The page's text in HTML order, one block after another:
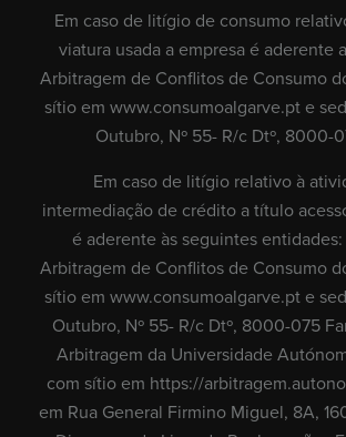
Em caso de litígio de consumo
viatura usada a empresa é aderente
Arbitragem de Conflitos de Consumo
sítio em www.consumoalgarve.pte
Outubro, Nº 55- R/c Dtº, 8000-
Em caso de litígio relativo à
intermediação de crédito a título
é aderente às seguintes
Arbitragem de Conflitos de Consumo
sítio em www.consumoalgarve.pte
Outubro, Nº 55- R/c Dtº, 8000-075
Arbitragem da Universidade
com sítio em https://
em Rua General Firmino Miguel, 8A,